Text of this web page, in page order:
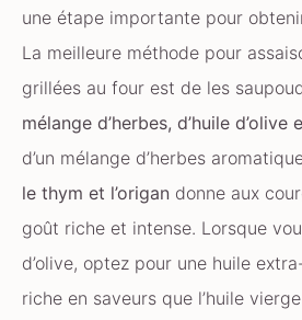
une étape importante pour
La meilleure méthode pour
grillées au four est de les
mélange d’herbes, d’huile d’olive
d’un mélange d’herbes
le thym et l’origan donne aux
goût riche et intense. Lorsque
d’olive, optez pour une huile
riche en saveurs que l’huile